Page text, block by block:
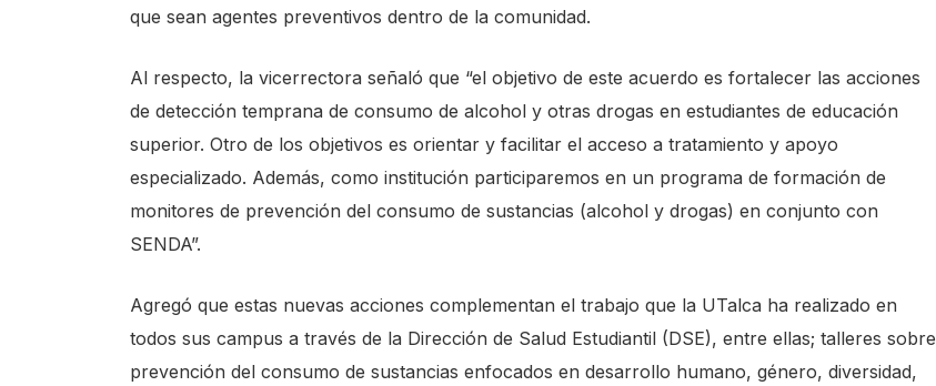
que sean agentes preventivos dentro de la comunidad.
Al respecto, la vicerrectora señaló que “el objetivo de este acuerdo es fortalecer las acciones
de detección temprana de consumo de alcohol y otras drogas en estudiantes de educación
superior. Otro de los objetivos es orientar y facilitar el acceso a tratamiento y apoyo
especializado. Además, como institución participaremos en un programa de formación de
monitores de prevención del consumo de sustancias (alcohol y drogas) en conjunto con
SENDA”.
Agregó que estas nuevas acciones complementan el trabajo que la UTalca ha realizado en
todos sus campus a través de la Dirección de Salud Estudiantil (DSE), entre ellas; talleres sobre
prevención del consumo de sustancias enfocados en desarrollo humano, género, diversidad,